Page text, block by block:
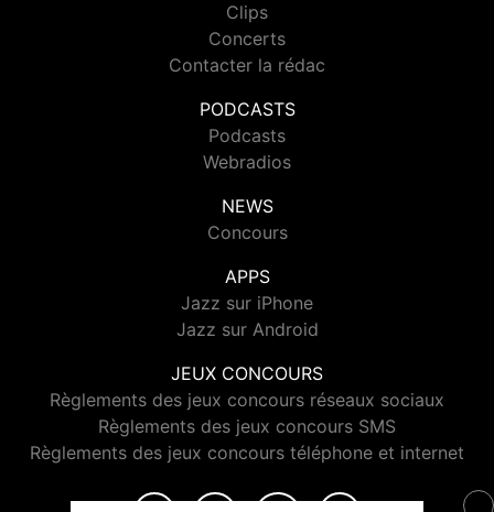
Clips
Concerts
Contacter la rédac
PODCASTS
Podcasts
Webradios
NEWS
Concours
APPS
Jazz sur iPhone
Jazz sur Android
JEUX CONCOURS
Règlements des jeux concours réseaux sociaux
Règlements des jeux concours SMS
Règlements des jeux concours téléphone et internet